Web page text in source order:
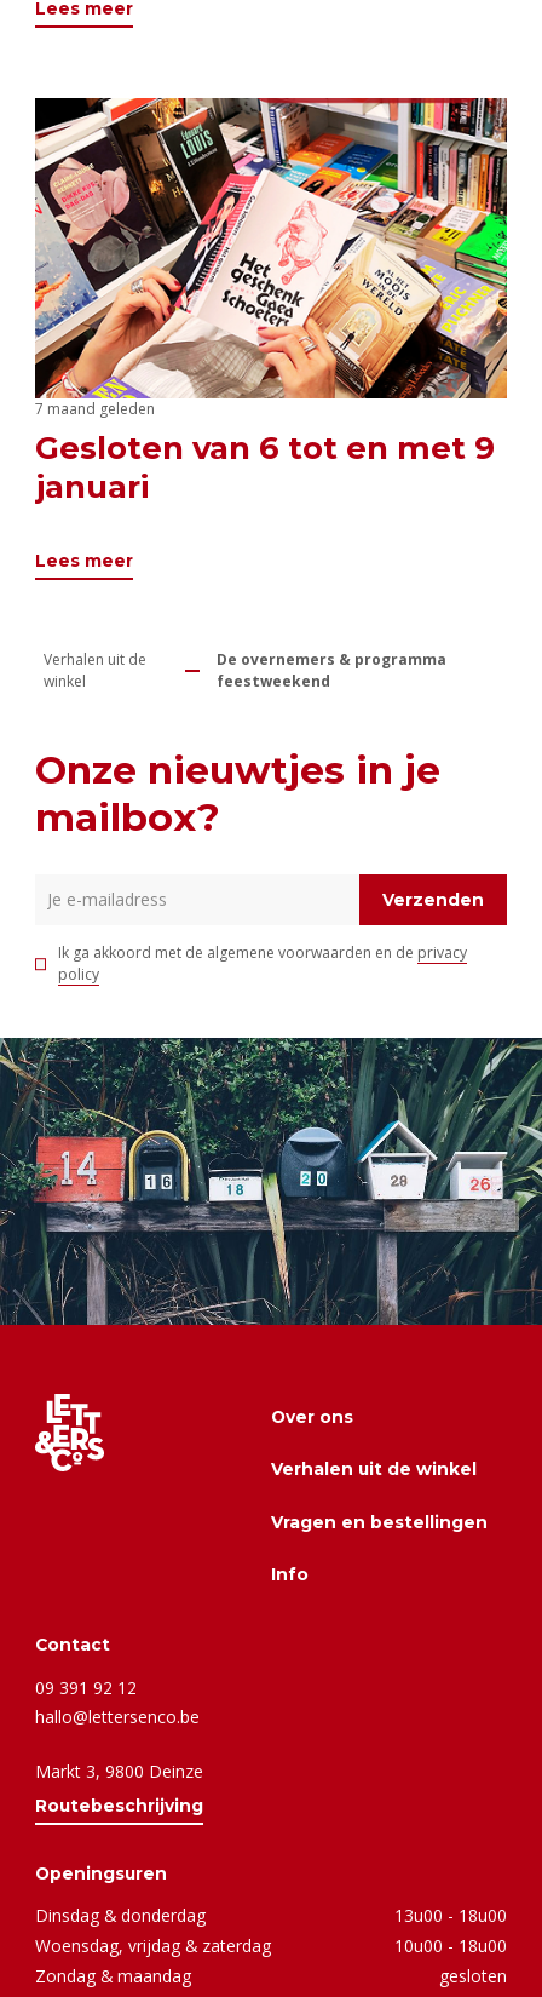
Lees meer
7 maand geleden
Gesloten van 6 tot en met 9
januari
Lees meer
Verhalen uit de
winkel
De overnemers & programma
feestweekend
Onze nieuwtjes in je
mailbox?
Verzenden
Ik ga akkoord met de algemene voorwaarden en de privacy
policy
Over ons
Verhalen uit de winkel
Vragen en bestellingen
Info
Contact
09 391 92 12
hallo@lettersenco.be
Markt 3, 9800 Deinze
Routebeschrijving
Openingsuren
Dinsdag & donderdag
13u00 - 18u00
Woensdag, vrijdag & zaterdag
10u00 - 18u00
Zondag & maandag
gesloten